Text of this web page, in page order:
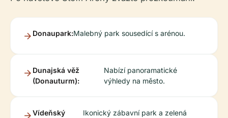
Donaupark:Malebný park sousedící s arénou.
Dunajská věž
(Donauturm):
Nabízí panoramatické
výhledy na město.
Vídeňský
Ikonický zábavní park a zelená